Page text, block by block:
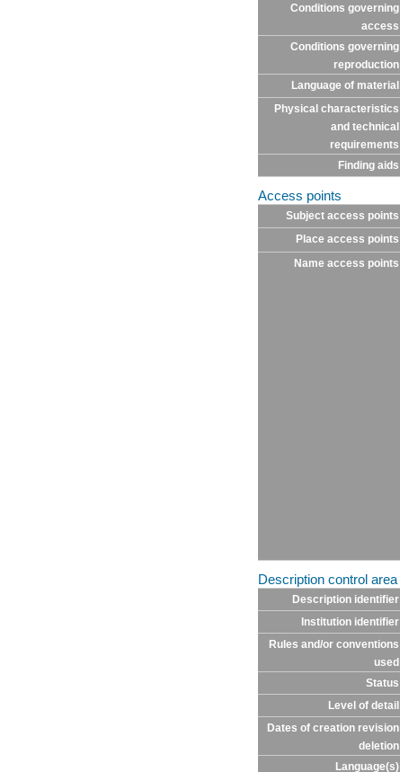
Conditions governing
access
Conditions governing
reproduction
Language of material
Physical characteristics
and technical
requirements
Finding aids
Access points
Subject access points
Place access points
Name access points
Description control area
Description identifier
Institution identifier
Rules and/or conventions
used
Status
Level of detail
Dates of creation revision
deletion
Language(s)